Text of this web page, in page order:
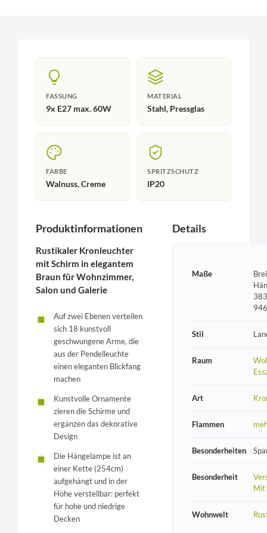
FASSUNG
9x E27 max. 60W
MATERIAL
Stahl, Pressglas
FARBE
Walnuss, Creme
SPRITZSCHUTZ
IP20
Produktinformationen
Rustikaler Kronleuchter
mit Schirm in elegantem
Braun für Wohnzimmer,
Salon und Galerie
Auf zwei Ebenen verteilen
sich 18 kunstvoll
geschwungene Arme, die
aus der Pendelleuchte
einen eleganten Blickfang
machen
Kunstvolle Ornamente
zieren die Schirme und
ergänzen das dekorative
Design
Die Hängelampe ist an
einer Kette (254cm)
aufgehängt und in der
Höhe verstellbar: perfekt
für hohe und niedrige
Decken
Details
Maße
Stil
Raum
Art
Flammen
Besonderheiten
Besonderheit
Mit
Wohnwelt